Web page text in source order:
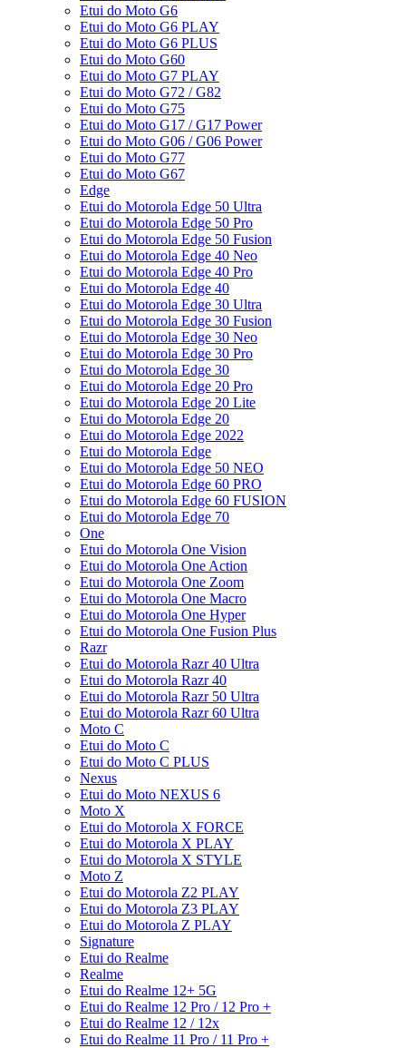
Etui do Moto G6
Etui do Moto G6 PLAY
Etui do Moto G6 PLUS
Etui do Moto G60
Etui do Moto G7 PLAY
Etui do Moto G72 / G82
Etui do Moto G75
Etui do Moto G17 / G17 Power
Etui do Moto G06 / G06 Power
Etui do Moto G77
Etui do Moto G67
Edge
Etui do Motorola Edge 50 Ultra
Etui do Motorola Edge 50 Pro
Etui do Motorola Edge 50 Fusion
Etui do Motorola Edge 40 Neo
Etui do Motorola Edge 40 Pro
Etui do Motorola Edge 40
Etui do Motorola Edge 30 Ultra
Etui do Motorola Edge 30 Fusion
Etui do Motorola Edge 30 Neo
Etui do Motorola Edge 30 Pro
Etui do Motorola Edge 30
Etui do Motorola Edge 20 Pro
Etui do Motorola Edge 20 Lite
Etui do Motorola Edge 20
Etui do Motorola Edge 2022
Etui do Motorola Edge
Etui do Motorola Edge 50 NEO
Etui do Motorola Edge 60 PRO
Etui do Motorola Edge 60 FUSION
Etui do Motorola Edge 70
One
Etui do Motorola One Vision
Etui do Motorola One Action
Etui do Motorola One Zoom
Etui do Motorola One Macro
Etui do Motorola One Hyper
Etui do Motorola One Fusion Plus
Razr
Etui do Motorola Razr 40 Ultra
Etui do Motorola Razr 40
Etui do Motorola Razr 50 Ultra
Etui do Motorola Razr 60 Ultra
Moto C
Etui do Moto C
Etui do Moto C PLUS
Nexus
Etui do Moto NEXUS 6
Moto X
Etui do Motorola X FORCE
Etui do Motorola X PLAY
Etui do Motorola X STYLE
Moto Z
Etui do Motorola Z2 PLAY
Etui do Motorola Z3 PLAY
Etui do Motorola Z PLAY
Signature
Etui do Realme
Realme
Etui do Realme 12+ 5G
Etui do Realme 12 Pro / 12 Pro +
Etui do Realme 12 / 12x
Etui do Realme 11 Pro / 11 Pro +